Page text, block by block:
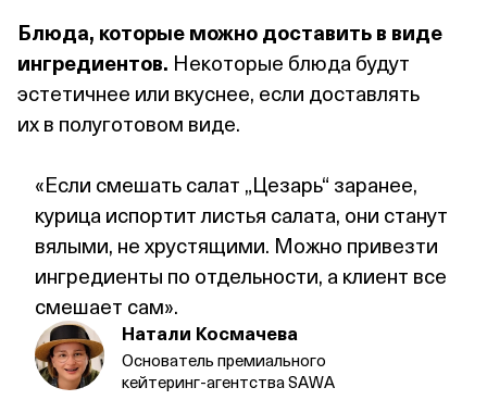
Блюда, которые можно доставить в виде
ингредиентов. Некоторые блюда будут
эстетичнее или вкуснее, если доставлять
их в полуготовом виде.
«Если смешать салат „Цезарь“ заранее,
курица испортит листья салата, они станут
вялыми, не хрустящими. Можно привезти
ингредиенты по отдельности, а клиент все
смешает сам».
Натали Космачева
Основатель премиального
кейтеринг‑агентства SAWA